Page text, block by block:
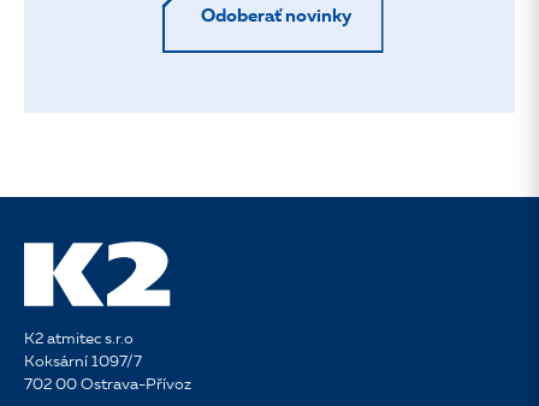
Odoberať novinky
K2 atmitec s.r.o
Koksární 1097/7
702 00 Ostrava-Přívoz